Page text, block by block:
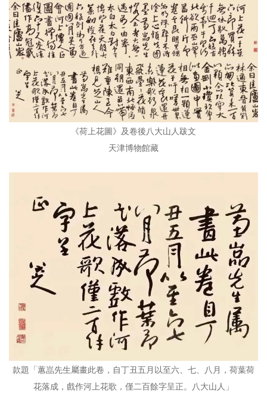
《荷上花圖》及卷後八大山人跋文
天津博物館藏
款題「蕙嵓先生屬畫此卷，自丁丑五月以至六、七、八月，荷葉荷
花落成，戲作河上花歌，僅二百餘字呈正。八大山人」